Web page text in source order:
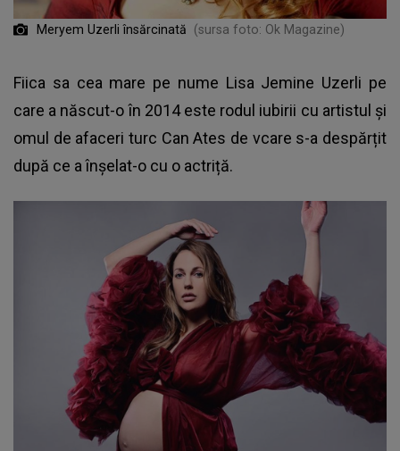
Meryem Uzerli însărcinată (sursa foto: Ok Magazine)
Fiica sa cea mare pe nume Lisa Jemine Uzerli pe
care a născut-o în 2014 este rodul iubirii cu artistul şi
omul de afaceri turc Can Ates de vcare s-a despărțit
după ce a înșelat-o cu o actriță.